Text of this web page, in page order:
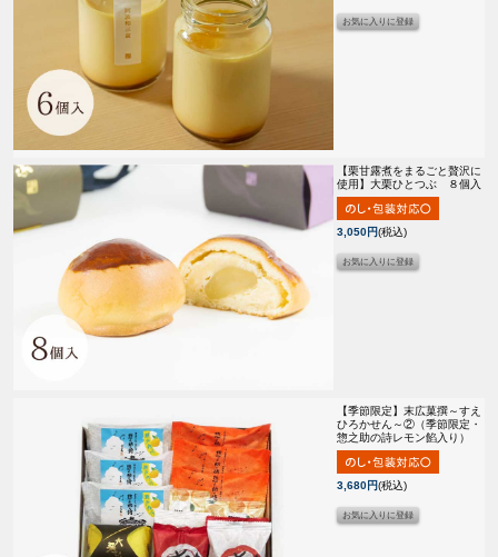
【栗甘露煮をまるごと贅沢に
使用】 大栗ひとつぶ ８個入
3,050円(税込)
【季節限定】 末広菓撰～すえ
ひろかせん～②（季節限定・
惣之助の詩レモン餡入り）
3,680円(税込)